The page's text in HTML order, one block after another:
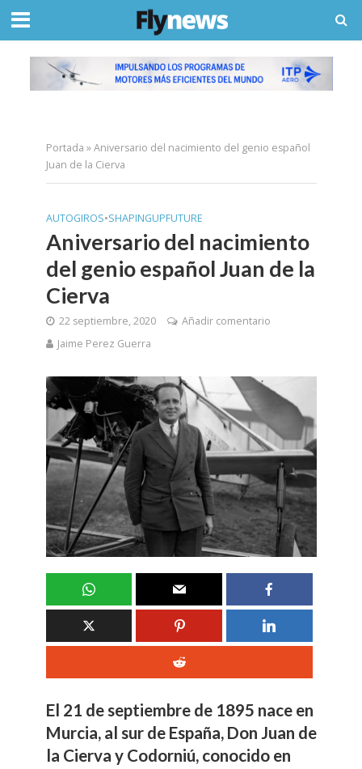
Portada »Aniversario del nacimiento del genio español
Juan de la Cierva
AUTOGIROS•SHAPINGUPFUTURE
Aniversario del nacimiento
del genio español Juan de la
Cierva
22 septiembre, 2020
Añadir comentario
Jaime Perez Guerra
El 21 de septiembre de 1895 nace en
Murcia, al sur de España, Don Juan de
la Cierva y Codorniú, conocido en